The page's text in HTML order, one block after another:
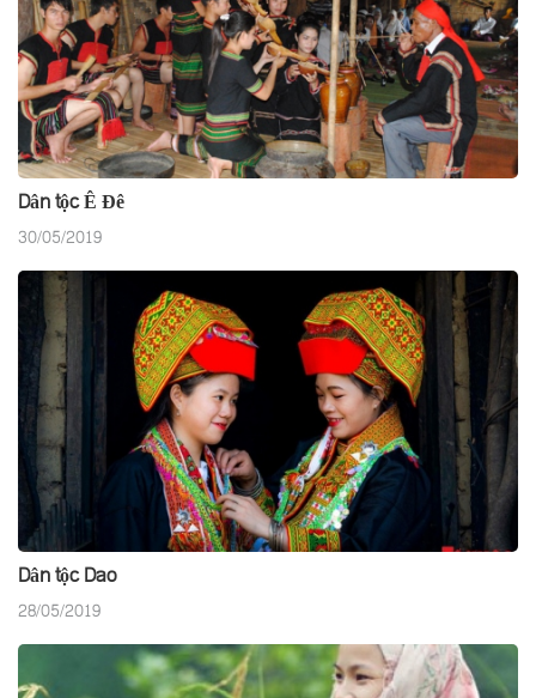
Dân tộc Ê Đê
30/05/2019
Dân tộc Dao
28/05/2019